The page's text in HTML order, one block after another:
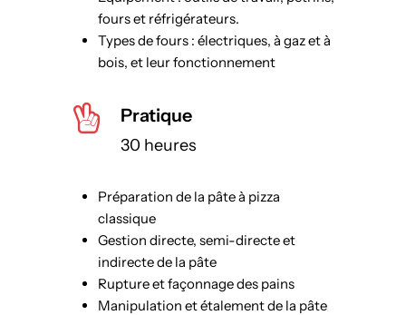
fours et réfrigérateurs.
Types de fours : électriques, à gaz et à
bois, et leur fonctionnement
Pratique
30 heures
Préparation de la pâte à pizza
classique
Gestion directe, semi-directe et
indirecte de la pâte
Rupture et façonnage des pains
Manipulation et étalement de la pâte